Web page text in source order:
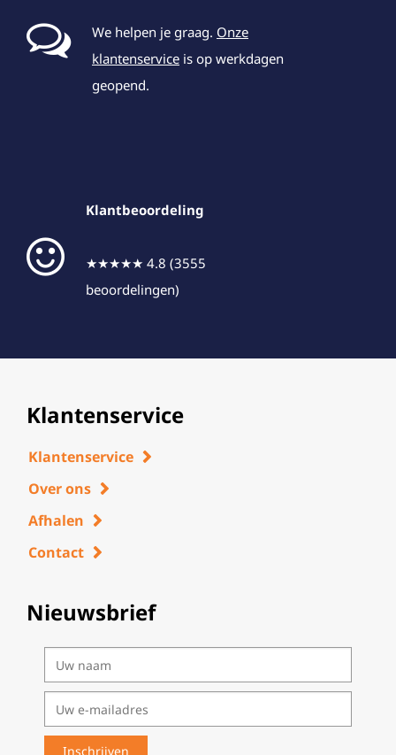
We helpen je graag. Onze
klantenservice is op werkdagen
geopend.
Klantbeoordeling
★★★★★ 4.8 (3555
beoordelingen)
Klantenservice
Klantenservice
Over ons
Afhalen
Contact
Nieuwsbrief